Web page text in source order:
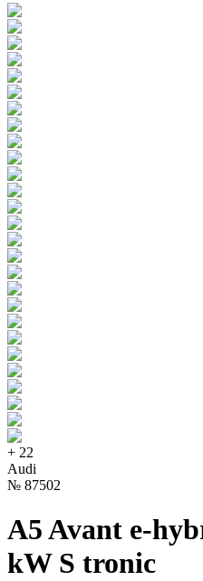
+ 22
Audi
№ 87502
A5 Avant e-
kW S tronic